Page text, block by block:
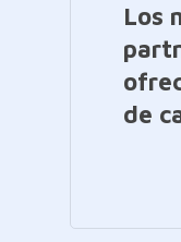
Los
de